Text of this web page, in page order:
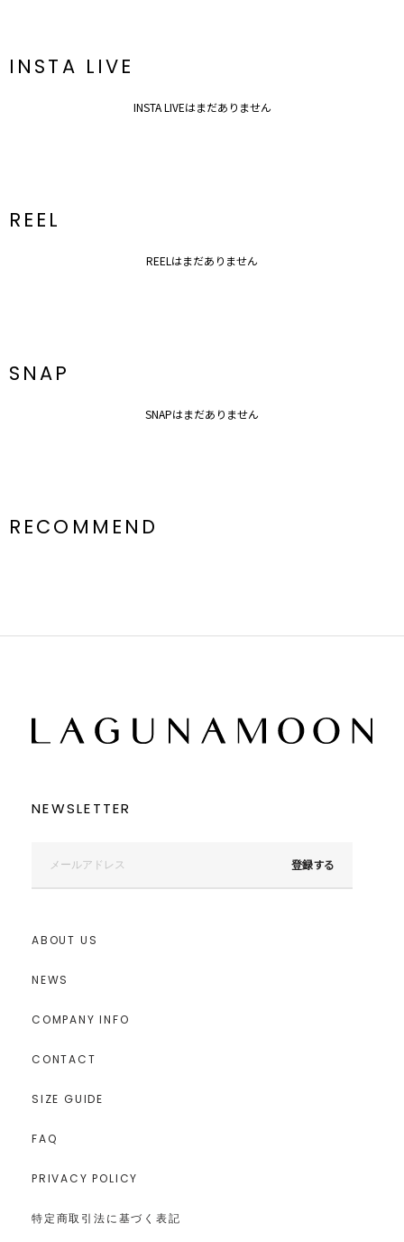
INSTA LIVE
INSTA LIVEはまだありません
REEL
REELはまだありません
SNAP
SNAPはまだありません
RECOMMEND
NEWSLETTER
登録する
ABOUT US
NEWS
COMPANY INFO
CONTACT
SIZE GUIDE
FAQ
PRIVACY POLICY
特定商取引法に基づく表記